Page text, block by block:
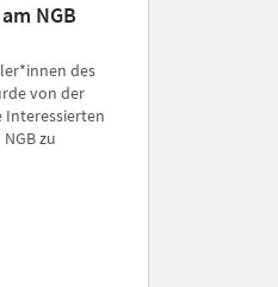
NGB
des
von der
Interessierten
zu